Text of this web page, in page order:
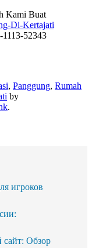
Kami Buat
52343
, Panggung, Rumah
by
.
игроков
сайт: Обзор